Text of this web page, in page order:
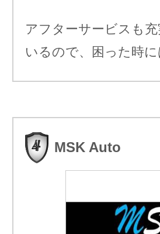
アフターサービスも
いるので、困った時
MSK Auto